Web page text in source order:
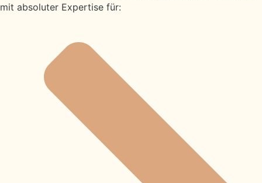
mit absoluter Expertise für: